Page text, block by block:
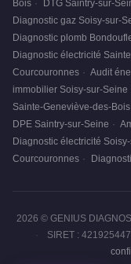
Bois · DTG Saintry-sur-
Diagnostic gaz Soisy-sur-
Diagnostic plomb
Diagnostic électricité
Courcouronnes · Audit
immobilier Soisy-sur-Seine
Sainte-Geneviève-des-Bois
DPE Saintry-sur-Seine ·
Diagnostic électricité
Courcouronnes ·
2026 © GENIUS
·
SIRET :